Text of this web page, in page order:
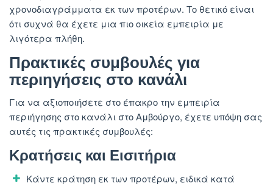
χρονοδιαγράμματα εκ των προτέρων. Το θετικό είναι
ότι συχνά θα έχετε μια πιο οικεία εμπειρία με
λιγότερα πλήθη.
Πρακτικές συμβουλές για
περιηγήσεις στο κανάλι
Για να αξιοποιήσετε στο έπακρο την εμπειρία
περιήγησης στο κανάλι στο Αμβούργο, έχετε υπόψη σας
αυτές τις πρακτικές συμβουλές:
Κρατήσεις και Εισιτήρια
Κάντε κράτηση εκ των προτέρων, ειδικά κατά